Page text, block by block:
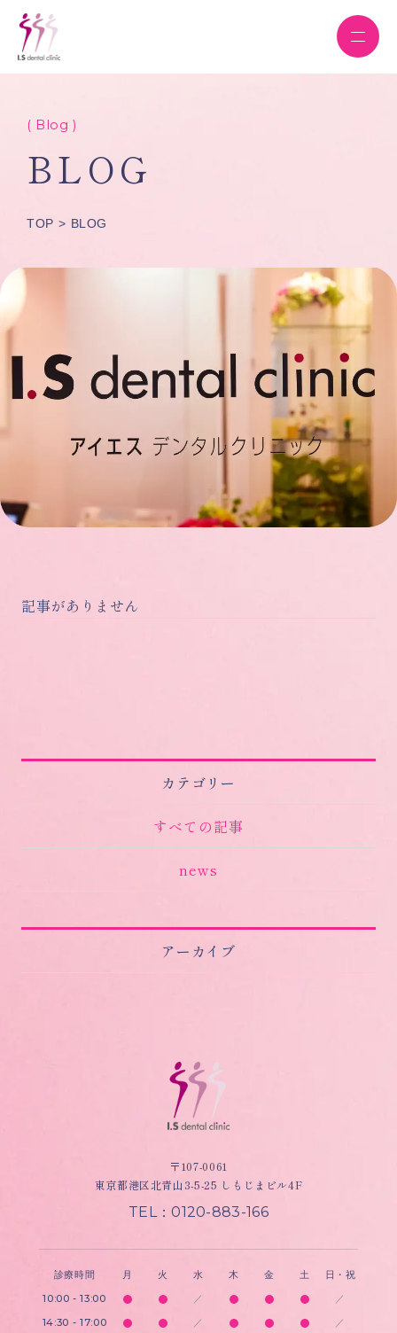
( Blog )
BLOG
TOP BLOG
カテゴリー
すべての記事
news
アーカイブ
記事がありません
〒107-0061
東京都港区北青山3-5-25 しもじまビル4F
TEL：0120-883-166
診療時間 月 火 水 木 金 土 日・祝
10:00 - 13:00 ／ ／
14:30 - 17:00 ／ ／